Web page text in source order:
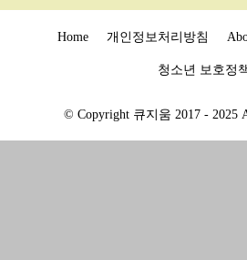
Home 개인정보처리방침
청소년 보호정
© Copyright 큐지움 2017 - 2025